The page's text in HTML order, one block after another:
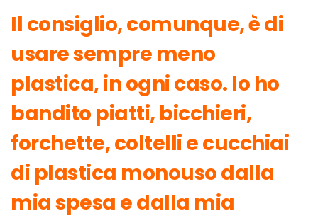
Il consiglio, comunque, è di
usare sempre meno
plastica, in ogni caso. Io ho
bandito piatti, bicchieri,
forchette, coltelli e cucchiai
di plastica monouso dalla
mia spesa e dalla mia